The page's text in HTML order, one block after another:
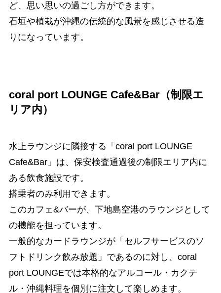
ど、思い思いの過ごし方ができます。
石垣や植栽が沖縄の伝統的な風景を感じさせる造
りになっています。
coral port LOUNGE Cafe&Bar（制限エ
リア内）
水上ラウンジに隣接する「coral port LOUNGE
Cafe&Bar」は、保安検査通過後の制限エリア内に
ある飲食施設です。
搭乗者のみ利用できます。
このカフェ&バーが、下地島空港のラウンジとして
の機能を担っています。
一般的なカードラウンジが「セルフサービスのソ
フトドリンク飲み放題」であるのに対し、coral
port LOUNGEでは本格的なアルコール・カクテ
ル・沖縄料理を個別に注文して楽しめます。